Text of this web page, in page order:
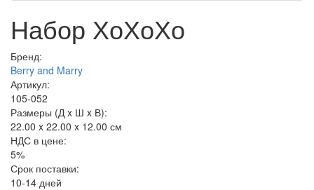
Набор ХоХоХо
Бренд:
Berry and Marry
Артикул:
105-052
Размеры (Д x Ш x В):
22.00 x 22.00 x 12.00 см
НДС в цене:
5%
Срок поставки:
10-14 дней